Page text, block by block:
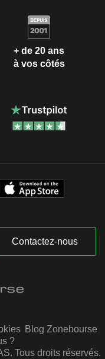
+ de 20 ans
à vos côtés
Contactez-nous
Blog Zonebourse
?
Tous droits réservés.